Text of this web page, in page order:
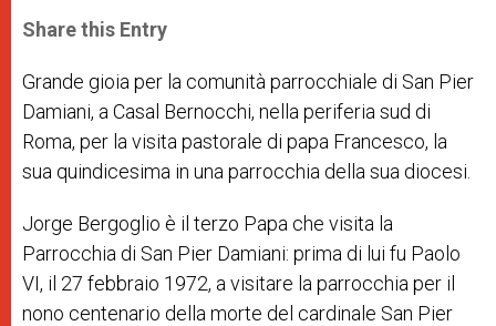
t
s
p
p
s
e
g
e
r
e
b
o
k
r
Share this Entry
Grande gioia per la comunità parrocchiale di San Pier
Damiani, a Casal Bernocchi, nella periferia sud di
Roma, per la visita pastorale di papa Francesco, la
sua quindicesima in una parrocchia della sua diocesi.
Jorge Bergoglio è il terzo Papa che visita la
Parrocchia di San Pier Damiani: prima di lui fu Paolo
VI, il 27 febbraio 1972, a visitare la parrocchia per il
nono centenario della morte del cardinale San Pier